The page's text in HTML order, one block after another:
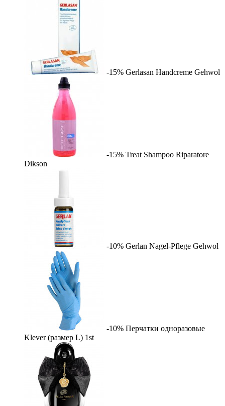
-15% Gerlasan Handcreme Gehwol
-15% Treat Shampoo Riparatore
Dikson
-10% Gerlan Nagel-Pflege Gehwol
-10% Перчатки одноразовые
Klever (размер L) 1st